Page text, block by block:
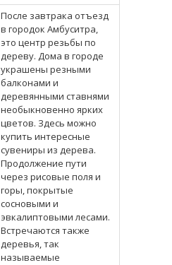
После завтрака отъезд
в городок Амбуситра,
это центр резьбы по
дереву. Дома в городе
украшены резными
балконами и
деревянными ставнями
необыкновенно ярких
цветов. Здесь можно
купить интересные
сувениры из дерева.
Продолжение пути
через рисовые поля и
горы, покрытые
сосновыми и
эвкалиптовыми лесами.
Встречаются также
деревья, так
называемые